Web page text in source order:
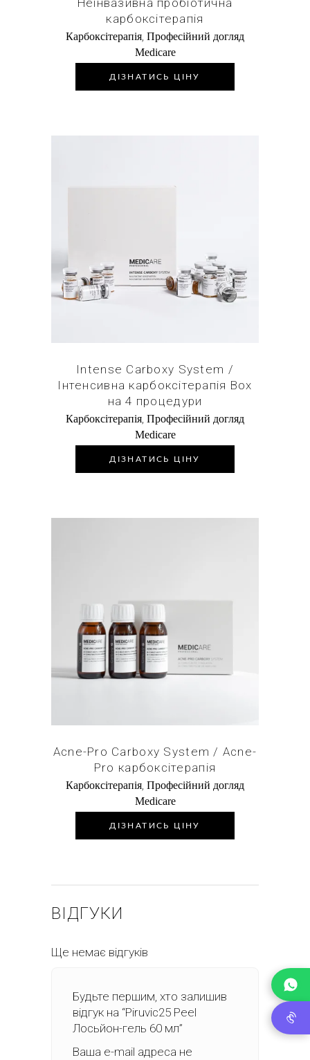
Неінвазивна пробіотична
карбоксітерапія
Карбоксітерапія, Професійний догляд
Medicare
ДІЗНАТИСЬ ЦІНУ
Купити в 1 клік
Intense Carboxy System /
Інтенсивна карбоксітерапія Box
на 4 процедури
Карбоксітерапія, Професійний догляд
Medicare
ДІЗНАТИСЬ ЦІНУ
Купити в 1 клік
Acne-Pro Carboxy System / Acne-
Pro карбоксітерапія
Карбоксітерапія, Професійний догляд
Medicare
ДІЗНАТИСЬ ЦІНУ
ВІДГУКИ
Ще немає відгуків
Будьте першим, хто залишив
відгук на “Piruvic25 Peel
Лосьйон-гель 60 мл”
Ваша e-mail адреса не